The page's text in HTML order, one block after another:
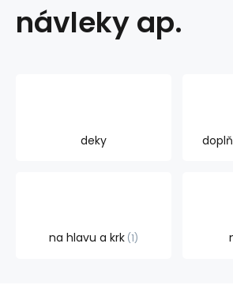
návleky ap.
deky
na hlavu a krk 1